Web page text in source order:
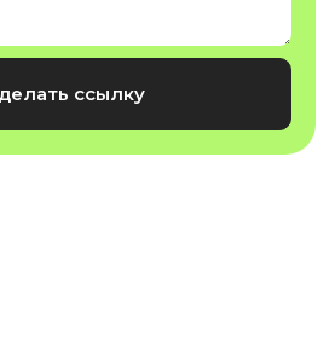
ссылку